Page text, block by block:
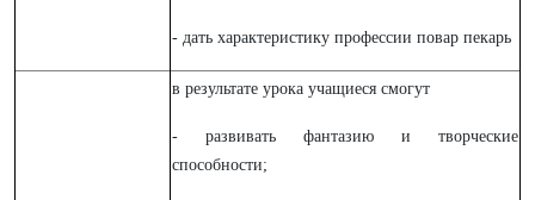
- дать характеристику профессии повар пекарь
в результате урока учащиеся смогут
- развивать фантазию и творческие
способности;